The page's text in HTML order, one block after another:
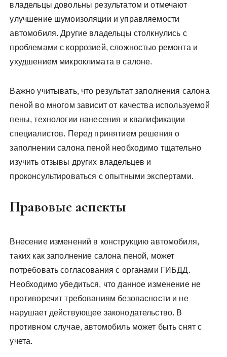
владельцы довольны результатом и отмечают
улучшение шумоизоляции и управляемости
автомобиля. Другие владельцы столкнулись с
проблемами с коррозией, сложностью ремонта и
ухудшением микроклимата в салоне.
Важно учитывать, что результат заполнения салона
пеной во многом зависит от качества используемой
пены, технологии нанесения и квалификации
специалистов. Перед принятием решения о
заполнении салона пеной необходимо тщательно
изучить отзывы других владельцев и
проконсультироваться с опытными экспертами.
Правовые аспекты
Внесение изменений в конструкцию автомобиля,
таких как заполнение салона пеной, может
потребовать согласования с органами ГИБДД.
Необходимо убедиться, что данное изменение не
противоречит требованиям безопасности и не
нарушает действующее законодательство. В
противном случае, автомобиль может быть снят с
учета.